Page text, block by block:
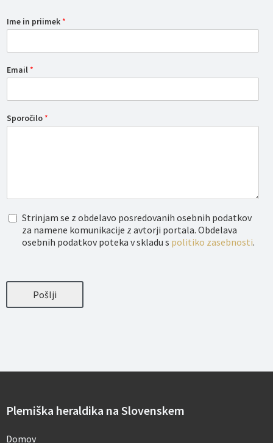
Ime in priimek *
Email *
Sporočilo *
O
v
s
p
t
o
Strinjam se z obdelavo posredovanih osebnih podatkov
za namene komunikacije z avtorji portala. Obdelava
osebnih podatkov poteka v skladu s politiko zasebnosti.
Pošlji
Plemiška heraldika na Slovenskem
Domov